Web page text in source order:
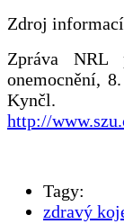
Zdroj
Zpráva NRL
onemocnění,
Kynčl.
http://
Tagy:
zdravý